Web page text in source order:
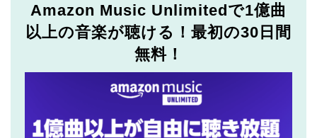
Amazon Music Unlimitedで1億曲
以上の音楽が聴ける！最初の30日間
無料！